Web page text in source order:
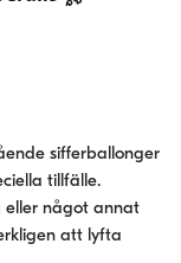
sifferballonger
tillfälle.
eller något annat
att lyfta